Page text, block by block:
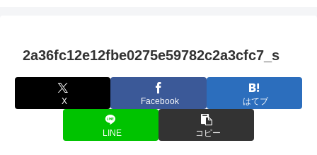
2a36fc12e12fbe0275e59782c2a3cfc7_s
X Facebook はてブ
LINE コピー